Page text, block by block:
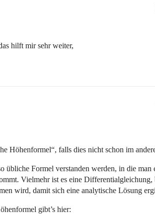
hilft mir sehr weiter,
Höhenformel“, falls dies nicht schon im
übliche Formel verstanden werden, in die man
Vielmehr ist es eine
wird, damit sich eine analytische Lösung
gibt’s hier: